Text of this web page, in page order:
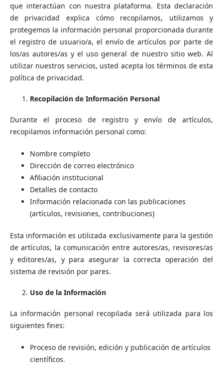
que interactúan con nuestra plataforma. Esta declaración
de privacidad explica cómo recopilamos, utilizamos y
protegemos la información personal proporcionada durante
el registro de usuario/a, el envío de artículos por parte de
los/as autores/as y el uso general de nuestro sitio web. Al
utilizar nuestros servicios, usted acepta los términos de esta
política de privacidad.
Recopilación de Información Personal
Durante el proceso de registro y envío de artículos,
recopilamos información personal como:
Nombre completo
Dirección de correo electrónico
Afiliación institucional
Detalles de contacto
Información relacionada con las publicaciones
(artículos, revisiones, contribuciones)
Esta información es utilizada exclusivamente para la gestión
de artículos, la comunicación entre autores/as, revisores/as
y editores/as, y para asegurar la correcta operación del
sistema de revisión por pares.
Uso de la Información
La información personal recopilada será utilizada para los
siguientes fines:
Proceso de revisión, edición y publicación de artículos
científicos.